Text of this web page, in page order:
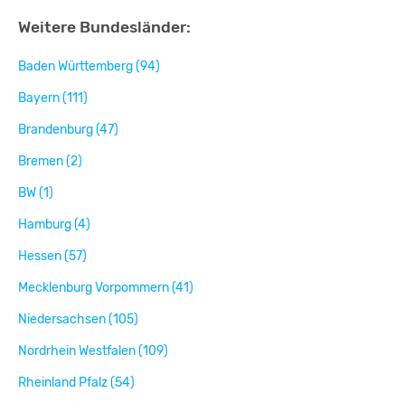
Weitere Bundesländer:
Baden Württemberg (94)
Bayern (111)
Brandenburg (47)
Bremen (2)
BW (1)
Hamburg (4)
Hessen (57)
Mecklenburg Vorpommern (41)
Niedersachsen (105)
Nordrhein Westfalen (109)
Rheinland Pfalz (54)